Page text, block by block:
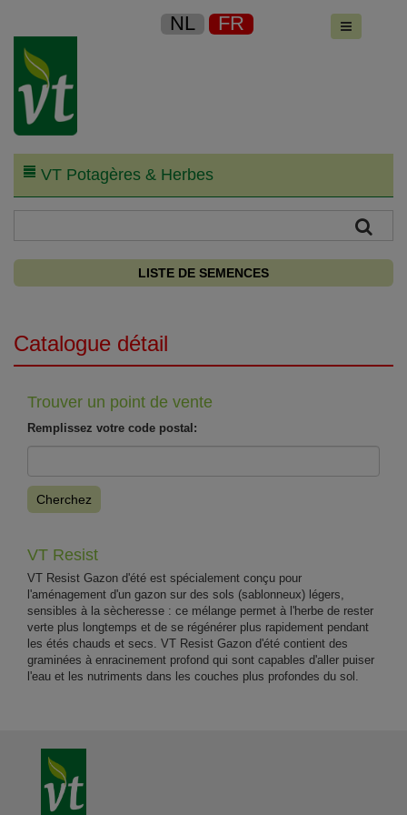
NL FR
VT Potagères & Herbes
LISTE DE SEMENCES
Catalogue détail
Trouver un point de vente
Remplissez votre code postal:
Cherchez
VT Resist
VT Resist Gazon d'été est spécialement conçu pour
l'aménagement d'un gazon sur des sols (sablonneux) légers,
sensibles à la sècheresse : ce mélange permet à l'herbe de rester
verte plus longtemps et de se régénérer plus rapidement pendant
les étés chauds et secs. VT Resist Gazon d'été contient des
graminées à enracinement profond qui sont capables d'aller puiser
l'eau et les nutriments dans les couches plus profondes du sol.